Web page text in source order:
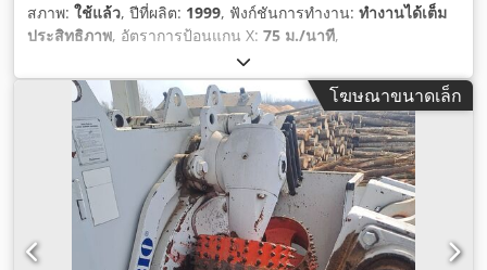
สภาพ: ใช้แล้ว, ปีที่ผลิต: 1999, ฟังก์ชันการทำงาน: ทำงานได้เต็ม
ประสิทธิภาพ, อัตราการป้อนแกน X: 75 ม./นาที,
โฆษณาขนาดเล็ก